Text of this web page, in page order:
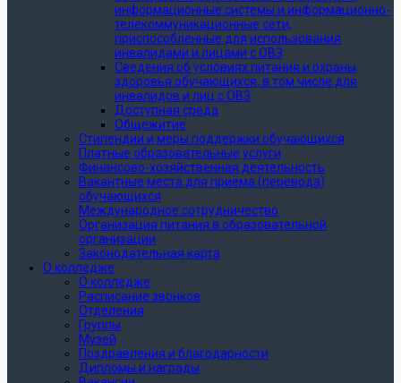
информационные системы и информационно-
телекоммуникационные сети,
приспособленные для использования
инвалидами и лицами с ОВЗ
Сведения об условиях питания и охраны
здоровья обучающихся, в том числе для
инвалидов и лиц с ОВЗ
Доступная среда
Общежитие
Стипендии и меры поддержки обучающихся
Платные образовательные услуги
Финансово-хозяйственная деятельность
Вакантные места для приёма (перевода)
обучающихся
Международное сотрудничество
Организация питания в образовательной
организации
Законодательная карта
О колледже
О колледже
Расписание звонков
Отделения
Группы
Музей
Поздравления и благодарности
Дипломы и награды